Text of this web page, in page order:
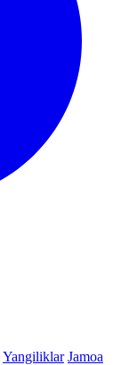
Yangiliklar Jamoa